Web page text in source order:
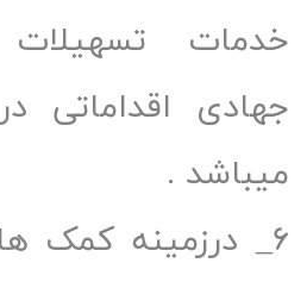
تسهیلات
اقداماتی در
.
درزمینه کمک